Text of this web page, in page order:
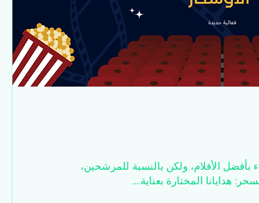
بأفضل الأفلام، ولكن بالنسبة للمرشحين،
هدايانا المختارة بعناية....